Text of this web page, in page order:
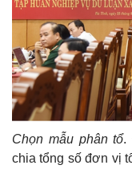
Chọn mẫu phân tổ.
chia tổng số đơn vị